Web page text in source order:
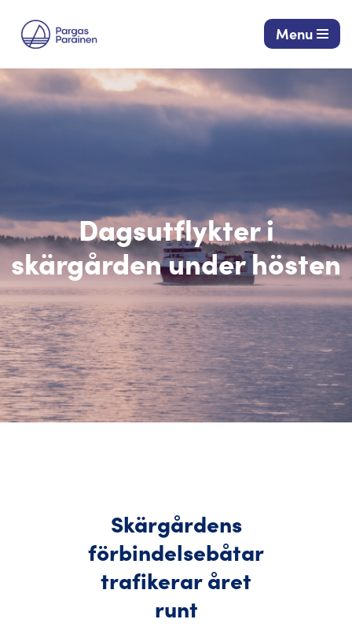
Hoppa
till
Menu
Dagsutflykter i
skärgården under hösten
Skärgårdens
förbindelsebåtar
trafikerar året
runt